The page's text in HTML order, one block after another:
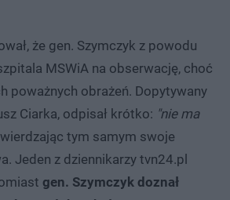
że gen. Szymczyk z powodu
MSWiA na obserwację, choć
poważnych obrażeń. Dopytywany
Ciarka, odpisał krótko: "nie ma
tym samym swoje
Jeden z dziennikarzy tvn24.pl
gen. Szymczyk doznał